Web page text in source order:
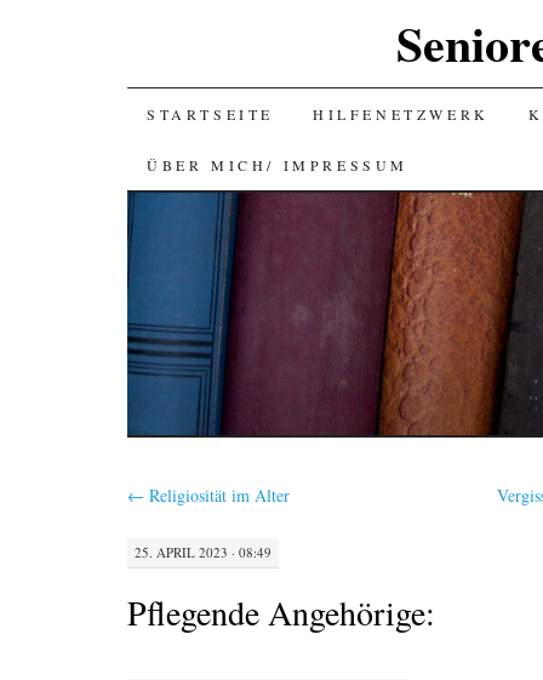
SKIP
TO
CONTENT
STARTSEITE HILFENETZWERK
ÜBER MICH/ IMPRESSUM
← Religiosität im Alter
25. APRIL 2023 · 08:49
Pflegende Angehörige: